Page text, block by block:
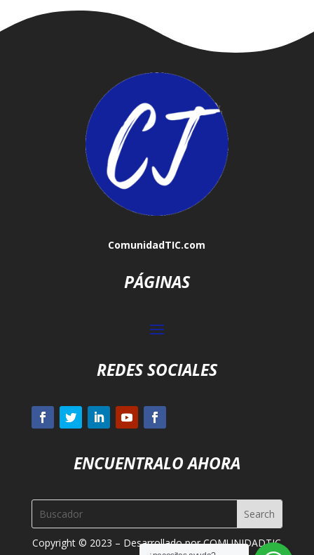
ComunidadTIC.com
PÁGINAS
REDES SOCIALES
ENCUENTRALO AHORA
Copyright © 2023 – Desarrollado por COMUNIDADTIC